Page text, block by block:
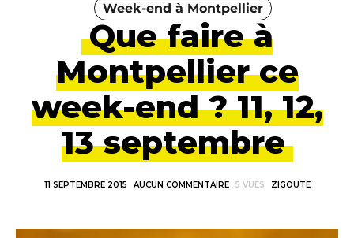
Week-end à Montpellier
Que faire à
Montpellier ce
week-end ? 11, 12,
13 septembre
11 SEPTEMBRE 2015 AUCUN COMMENTAIRE 5 VUES ZIGOUTE